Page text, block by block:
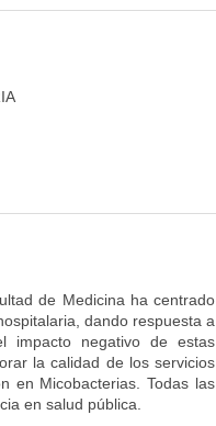
de Medicina ha centrado
dando respuesta a
impacto negativo de estas
la calidad de los servicios
en Micobacterias. Todas las
en salud pública.